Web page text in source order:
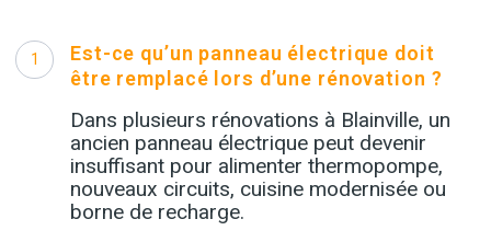
1
Est-ce qu’un panneau électrique doit
être remplacé lors d’une rénovation ?
Dans plusieurs rénovations à Blainville, un
ancien panneau électrique peut devenir
insuffisant pour alimenter thermopompe,
nouveaux circuits, cuisine modernisée ou
borne de recharge.